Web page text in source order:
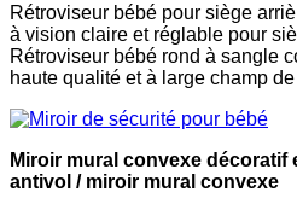
Rétroviseur bébé pour siège
à vision claire et réglable pour
Rétroviseur bébé rond à sangle
haute qualité et à large champ
Miroir mural convexe décoratif
antivol / miroir mural convexe